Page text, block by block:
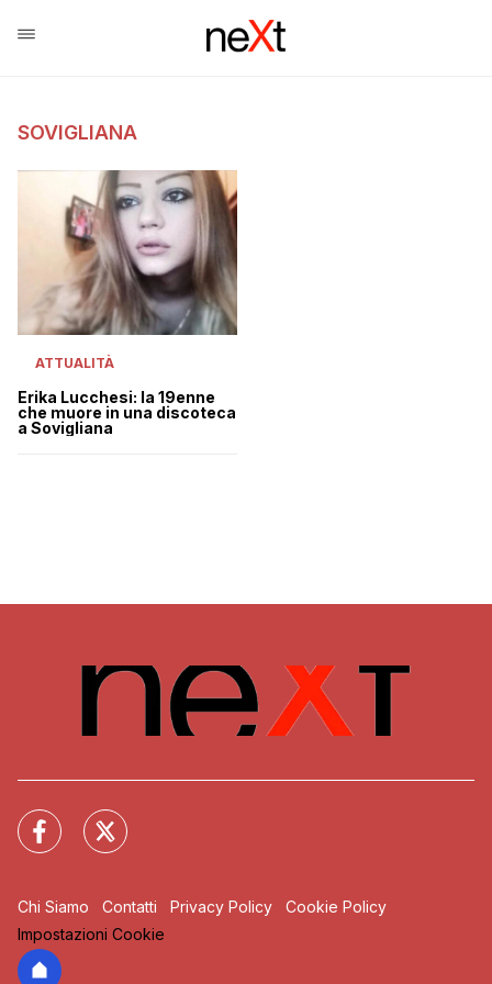
SOVIGLIANA
ATTUALITÀ
Erika Lucchesi: la 19enne
che muore in una discoteca
a Sovigliana
Chi Siamo Contatti Privacy Policy
Cookie Policy
Impostazioni Cookie